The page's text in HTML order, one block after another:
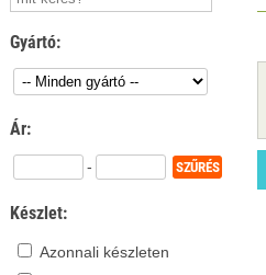
Gyártó:
Ár:
-
Készlet:
Azonnali készleten